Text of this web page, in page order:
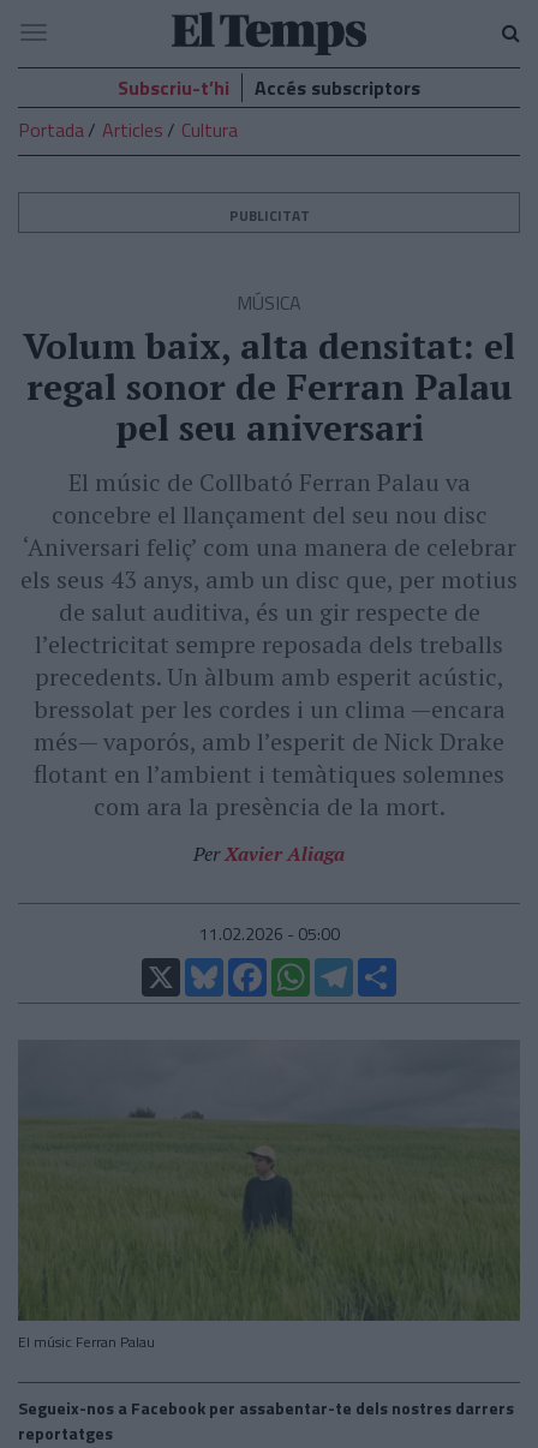
El
Temps
Navegació
Subscriu-t’hi
Accés subscriptors
Portada
Articles Cultura
PUBLICITAT
MÚSICA
Volum baix, alta densitat: el
regal sonor de Ferran Palau
pel seu aniversari
El músic de Collbató Ferran Palau va
concebre el llançament del seu nou disc
‘Aniversari feliç’ com una manera de celebrar
els seus 43 anys, amb un disc que, per motius
de salut auditiva, és un gir respecte de
l’electricitat sempre reposada dels treballs
precedents. Un àlbum amb esperit acústic,
bressolat per les cordes i un clima —encara
més— vaporós, amb l’esperit de Nick Drake
flotant en l’ambient i temàtiques solemnes
com ara la presència de la mort.
PerXavier Aliaga
11.02.2026 - 05:00
X
BlueskyFacebookWhatsAppTelegram
El músic Ferran Palau
Segueix-nos a Facebook per assabentar-te dels nostres darrers
reportatges